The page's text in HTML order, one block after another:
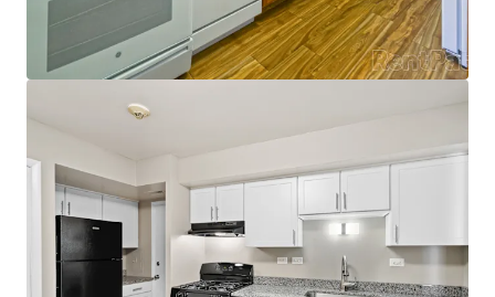
Incredible Fundamentals
Naperville East Submarket97% Submarket
4.6% Projected Rent Growth through
2035
No Properties Under Construction within 3
miles of the Property
Robust property trade outs
5% growth on new leases